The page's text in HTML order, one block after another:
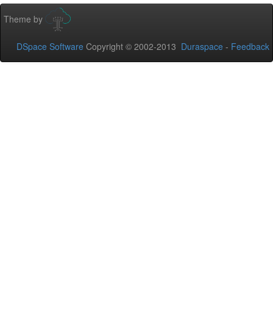
Theme by
DSpace Software Copyright © 2002-2013 Duraspace - Feedback